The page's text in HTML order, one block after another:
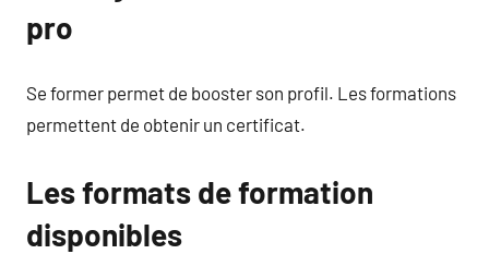
pro
Se former permet de booster son profil. Les formations
permettent de obtenir un certificat.
Les formats de formation
disponibles